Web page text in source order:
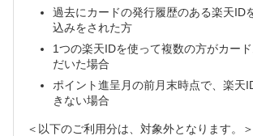
過去にカードの発行履歴のある楽天ID
込みをされた方
1つの楽天IDを使って複数の方がカー
だいた場合
ポイント進呈月の前月末時点で、楽天
きない場合
＜以下のご利用分は、対象外となります。＞